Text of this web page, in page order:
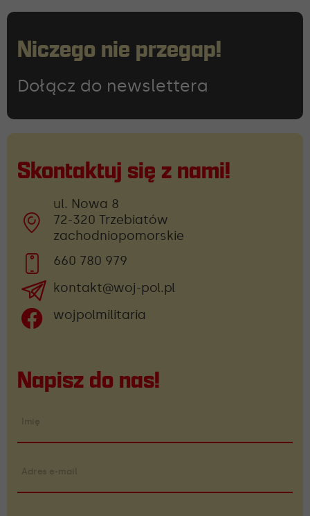
Niczego nie przegap!
Dołącz do newslettera
Skontaktuj się z nami!
ul. Nowa 8
72-320 Trzebiatów
zachodniopomorskie
660 780 979
kontakt@woj-pol.pl
wojpolmilitaria
Napisz do nas!